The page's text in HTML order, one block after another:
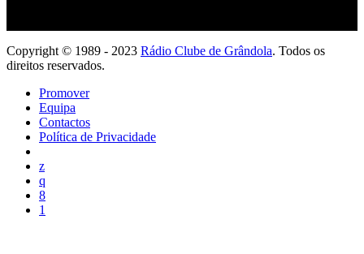
Copyright © 1989 - 2023 Rádio Clube de Grândola. Todos os
direitos reservados.
Promover
Equipa
Contactos
Política de Privacidade